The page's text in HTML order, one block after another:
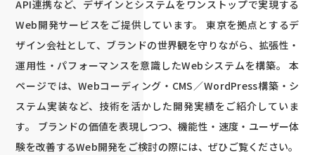
API連携など、デザインとシステムをワンストップで実現する
Web開発サービスをご提供しています。 東京を拠点とするデ
ザイン会社として、ブランドの世界観を守りながら、拡張性・
運用性・パフォーマンスを意識したWebシステムを構築。 本
ページでは、Webコーディング・CMS／WordPress構築・シ
ステム実装など、技術を活かした開発実績をご紹介していま
す。 ブランドの価値を表現しつつ、機能性・速度・ユーザー体
験を改善するWeb開発をご検討の際には、ぜひご覧ください。